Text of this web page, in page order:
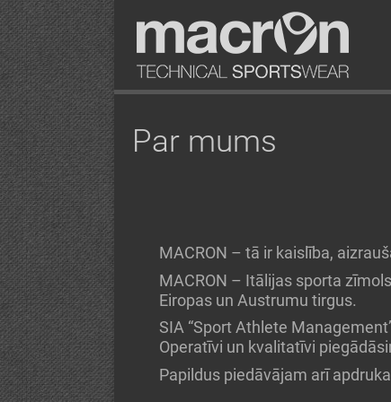
Par mums
MACRON – tā ir kaislība,
MACRON – Itālijas sporta
Eiropas un Austrumu tirgus.
SIA “Sport Athlete
Operatīvi un kvalitatīvi
Papildus piedāvājam arī